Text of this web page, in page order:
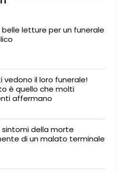
belle letture per un funerale
vedono il loro funerale!
è quello che molti
affermano
sintomi della morte
di un malato terminale